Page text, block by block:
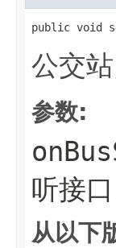
public void
公交
参数:
听接口
从以下